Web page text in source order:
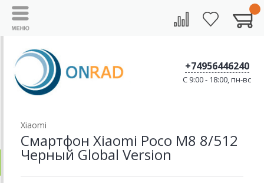
+74956446240
C 9:00 - 18:00, пн-вс
Xiaomi
Смартфон Xiaomi Poco M8 8/512
Черный Global Version